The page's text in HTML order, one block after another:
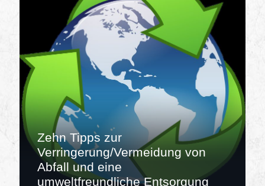
Zehn Tipps zur
Verringerung/Vermeidung von
Abfall und eine
umweltfreundliche Entsorgung
Containerdienste: Mehr als nur